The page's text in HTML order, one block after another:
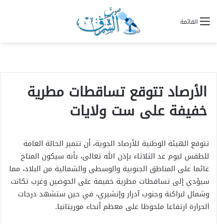
القائمة
الأرصاد تتوقع تساقطات مطرية
خفيفة على ست ولايات
تتوقع الهيئة الوطنية للأرصاد الجوية، أن تتميز الحالة العامة
للطقس ليوم غد الثلاثاء بإذن الله تعالى، بأنه سيكون المناخ
غائما على المناطق الجنوبية والوسطى والشمالية من البلاد، مما
سيؤدي إلى تساقطات مطرية خفيفة على الحوضين وغرب تكانت
وشمال لبراكنة وجنوب آدرار وإنشيري، في حين ستشهد درجات
الحرارة ارتفاعا ملحوظا على معظم أنحاء موريتانيا.